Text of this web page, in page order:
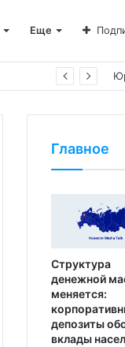
Еще
Главное
Структура
денежной
меняется:
депозиты
вклады